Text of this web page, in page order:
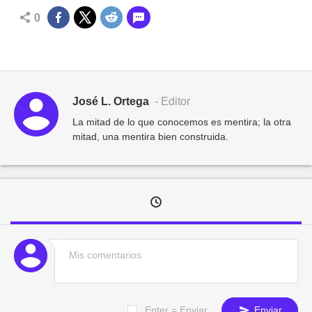
0
José L. Ortega - Editor
La mitad de lo que conocemos es mentira; la otra
mitad, una mentira bien construida.